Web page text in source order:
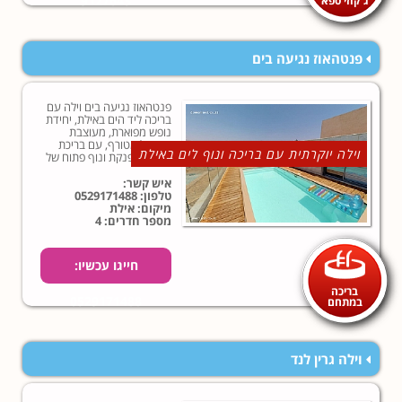
פנטהאוז נגיעה בים
וילה יוקרתית עם בריכה ונוף לים באילת
בריכה
במתחם
פנטהאוז נגיעה בים וילה עם
בריכה ליד הים באילת, יחידת
נופש מפוארת, מעוצבת
בסטייל מטורף, עם בריכת
שחייה מפנקת ונוף פתוח של
העיר אילת והים האדום...
איש קשר:
טלפון:0529171488
מיקום: אילת
מספר חדרים: 4
חייגו עכשיו:
וילה גרין לנד